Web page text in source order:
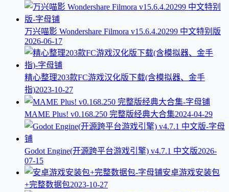
万兴喵影 Wondershare Filmora v15.6.4.20299 中文特别版
2026-06-17
精心整理203款FC游戏汉化版下载(含模拟器、金手
指)2023-10-27
MAME Plus! v0.168.250 完整版经典大合集2024-04-29
Godot Engine(开源跨平台游戏引擎) v4.7.1 中文版2026-
07-15
安卓游戏安装包
+完整数据包2023-10-27